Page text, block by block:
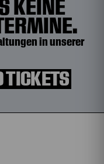
KEINE
in unserer
TICKETS